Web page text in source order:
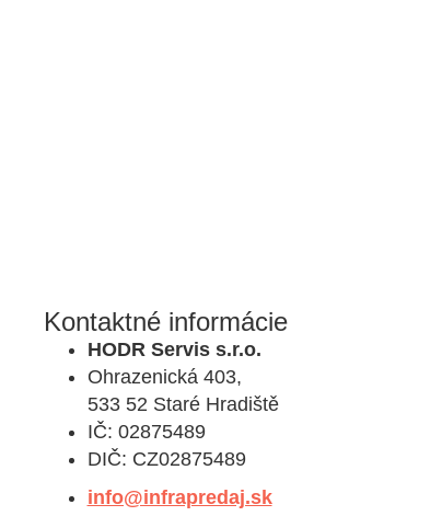
Kontaktné informácie
HODR Servis s.r.o.
Ohrazenická 403,
533 52 Staré Hradiště
IČ: 02875489
DIČ: CZ02875489
info@infrapredaj.sk